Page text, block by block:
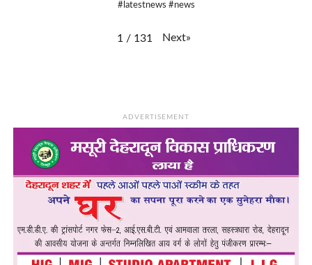
#latestnews #news
1 / 131 Next»
ADVERTISEMENT